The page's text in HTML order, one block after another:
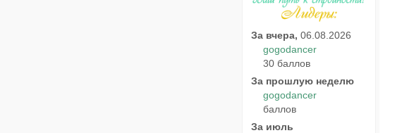
За вчера, 06.08.2026
gogodancer
30 баллов
За прошлую неделю
gogodancer
баллов
За июль